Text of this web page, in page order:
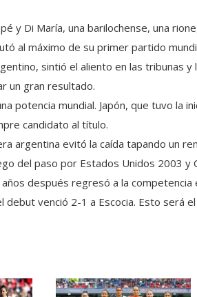
y Di María, una barilochense, una
al máximo de su primer partido
sintió el aliento en las tribunas y
un gran resultado.
potencia mundial. Japón, que tuvo la
candidato al título.
argentina evitó la caída tapando un
del paso por Estados Unidos 2003 y
después regresó a la competencia
venció 2-1 a Escocia. Esto será